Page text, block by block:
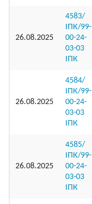
26.08.2025
4583/
ІПК/99-
00-24-
03-03
ІПК
26.08.2025
4584/
ІПК/99-
00-24-
03-03
ІПК
26.08.2025
4585/
ІПК/99-
00-24-
03-03
ІПК